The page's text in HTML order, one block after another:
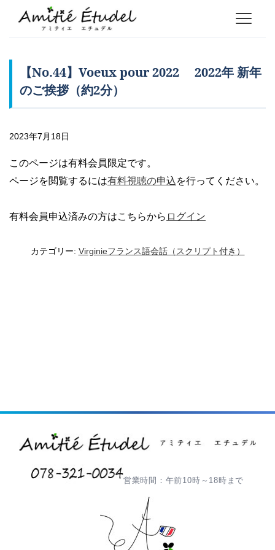
【No.44】Voeux pour 2022 2022年 新年
のご挨拶（約2分）
2023年7月18日
このページは有料会員限定です。
ページを閲覧するには有料視聴の申込を行ってください。
有料会員申込済みの方はこちらから ログイン
カテゴリー: Virginieフランス語会話（スクリプト付き）
営業時間：午前10時～18時まで